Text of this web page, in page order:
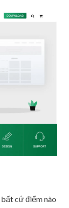
cứ điểm nào